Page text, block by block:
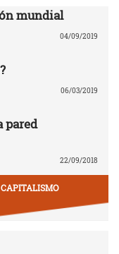
mundial
04/09/2019
06/03/2019
pared
22/09/2018